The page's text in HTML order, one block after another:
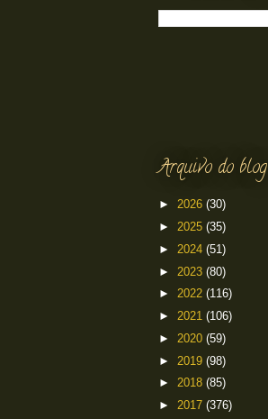
Arquivo do blog
► 2026 (30)
► 2025 (35)
► 2024 (51)
► 2023 (80)
► 2022 (116)
► 2021 (106)
► 2020 (59)
► 2019 (98)
► 2018 (85)
► 2017 (376)